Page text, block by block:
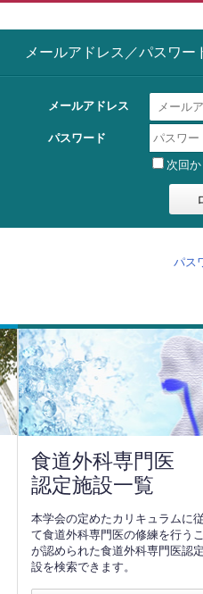
メールアドレス／パスワ
メールアドレス
パスワード
次回
パス
食道外科専門医
認定施設一覧
本学会の定めたカリキュラムに
て食道外科専門医の修練を行う
が認められた食道外科専門医認
設を検索できます。